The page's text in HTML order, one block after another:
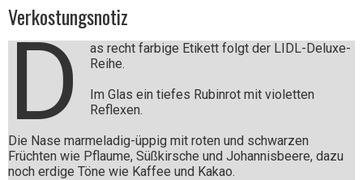
Verkostungsnotiz
D
as recht farbige Etikett folgt der LIDL-Deluxe-
Reihe.
Im Glas ein tiefes Rubinrot mit violetten
Reflexen.
Die Nase marmeladig-üppig mit roten und schwarzen
Früchten wie Pflaume, Süßkirsche und Johannisbeere, dazu
noch erdige Töne wie Kaffee und Kakao.